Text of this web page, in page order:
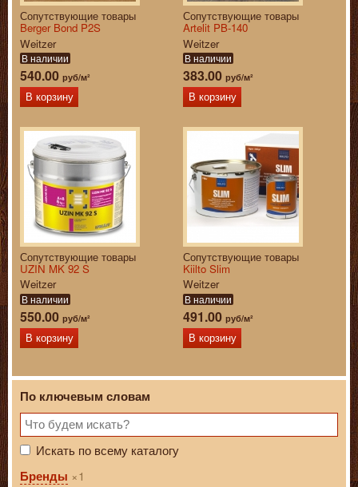
Сопутствующие товары
Berger Bond P2S
Weitzer
В наличии
540.00 руб/м²
В корзину
Сопутствующие товары
Artelit PB-140
Weitzer
В наличии
383.00 руб/м²
В корзину
Сопутствующие товары
UZIN MK 92 S
Weitzer
В наличии
550.00 руб/м²
В корзину
Сопутствующие товары
Kiilto Slim
Weitzer
В наличии
491.00 руб/м²
В корзину
По ключевым словам
Искать по всему каталогу
Бренды
1